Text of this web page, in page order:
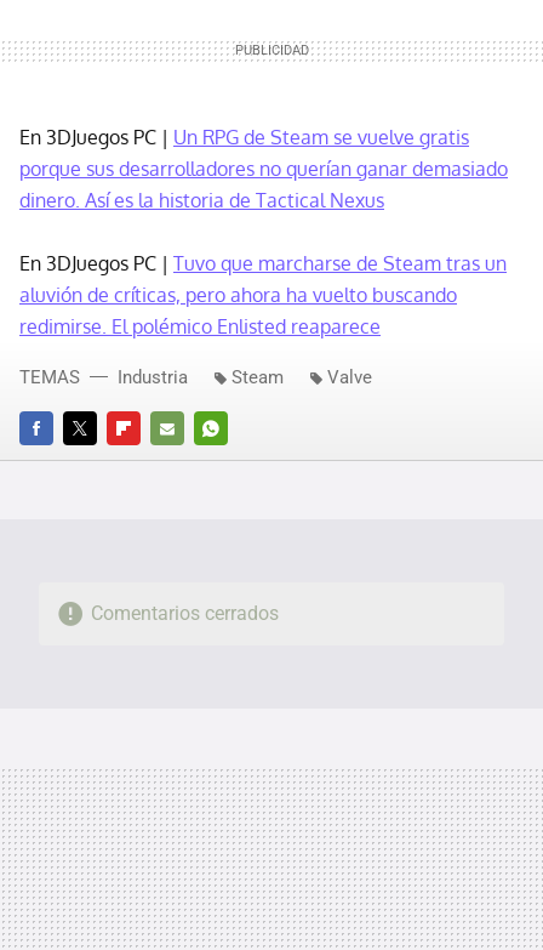
En 3DJuegos PC | Un RPG de Steam se vuelve gratis
porque sus desarrolladores no querían ganar demasiado
dinero. Así es la historia de Tactical Nexus
En 3DJuegos PC | Tuvo que marcharse de Steam tras un
aluvión de críticas, pero ahora ha vuelto buscando
redimirse. El polémico Enlisted reaparece
FACEBOOKTWITTERFLIPBOARD
E-
WHATSAPP
TEMAS Industria Steam Valve
Comentarios cerrados